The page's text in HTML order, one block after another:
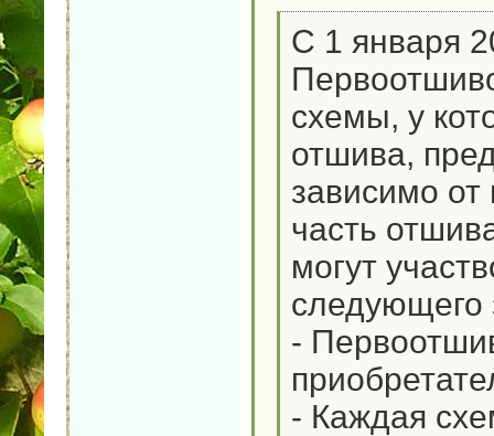
С 1 января
схемы, у
отшива,
зависимо
часть
могут
следующего
-
- Каждая